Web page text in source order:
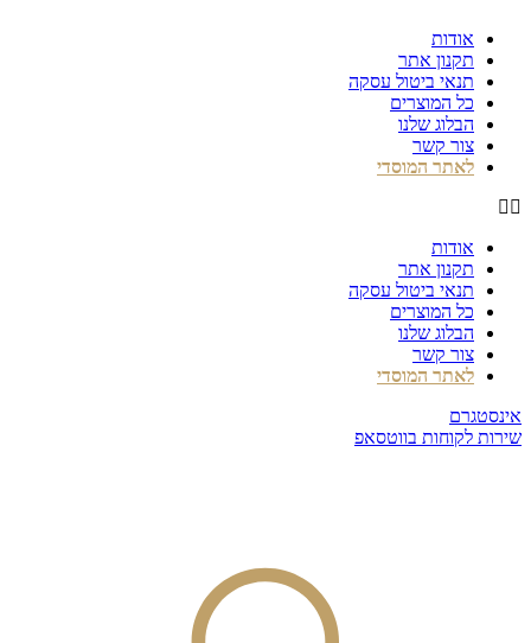
לתוכן
אודות
תקנון אתר
תנאי ביטול עסקה
כל המוצרים
הבלוג שלנו
צור קשר
לאתר המוסדי
אודות
תקנון אתר
תנאי ביטול עסקה
כל המוצרים
הבלוג שלנו
צור קשר
לאתר המוסדי
אינסטגרם
שירות לקוחות בווטסאפ